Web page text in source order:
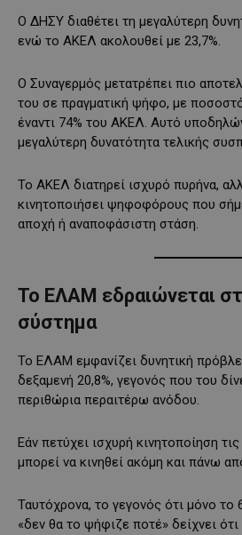
Ο ΔΗΣΥ διαθέτει τη μεγαλύτερη
ενώ το ΑΚΕΛ ακολουθεί με 23,7%.
Ο Συναγερμός μετατρέπει πιο
του σε πραγματική ψήφο, με
έναντι 74% του ΑΚΕΛ. Αυτό
μεγαλύτερη δυνατότητα τελικής
Το ΑΚΕΛ διατηρεί ισχυρό πυρήνα,
κινητοποιήσει ψηφοφόρους που
αποχή ή αναποφάσιστη στάση.
Το ΕΛΑΜ εδραιώνεται
σύστημα
Το ΕΛΑΜ εμφανίζει δυνητική
δεξαμενή 20,8%, γεγονός που του
περιθώρια περαιτέρω ανόδου.
Εάν πετύχει ισχυρή κινητοποίηση
μπορεί να κινηθεί ακόμη και πάνω
Ταυτόχρονα, το γεγονός ότι μόνο το
«δεν θα το ψήφιζε ποτέ» δείχνει